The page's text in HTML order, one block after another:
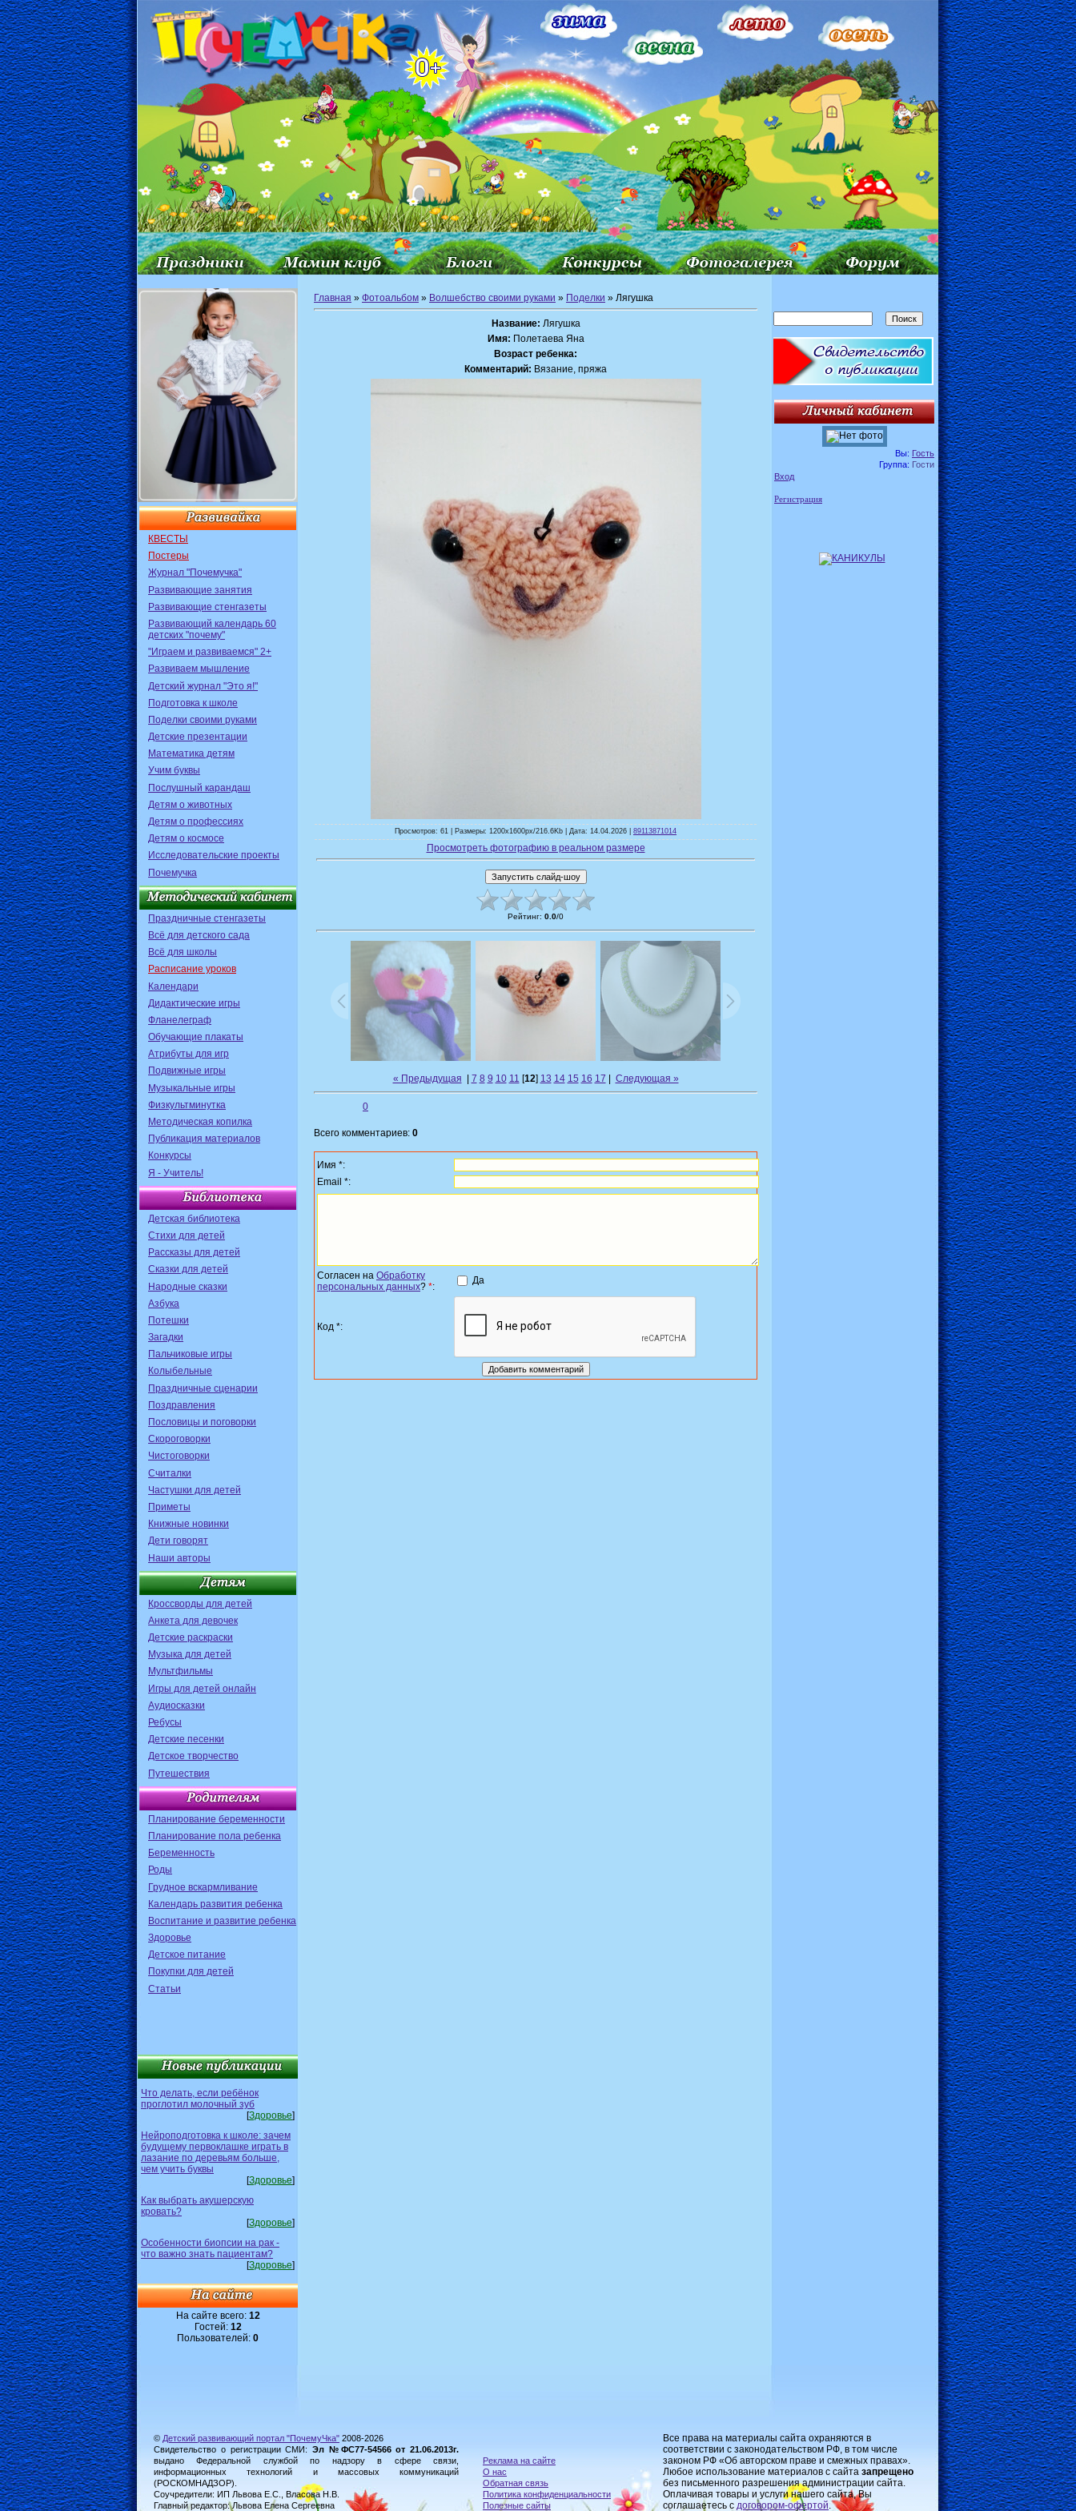
КВЕСТЫ
Постеры
Журнал "Почемучка"
Развивающие занятия
Развивающие стенгазеты
Развивающий календарь 60
детских "почему"
"Играем и развиваемся" 2+
Развиваем мышление
Детский журнал "Это я!"
Подготовка к школе
Поделки своими руками
Детские презентации
Математика детям
Учим буквы
Послушный карандаш
Детям о животных
Детям о профессиях
Детям о космосе
Исследовательские проекты
Почемучка
Праздничные стенгазеты
Всё для детского сада
Всё для школы
Расписание уроков
Календари
Дидактические игры
Фланелеграф
Обучающие плакаты
Атрибуты для игр
Подвижные игры
Музыкальные игры
Физкультминутка
Методическая копилка
Публикация материалов
Конкурсы
Я - Учитель!
Детская библиотека
Стихи для детей
Рассказы для детей
Сказки для детей
Народные сказки
Азбука
Потешки
Загадки
Пальчиковые игры
Колыбельные
Праздничные сценарии
Поздравления
Пословицы и поговорки
Скороговорки
Чистоговорки
Считалки
Частушки для детей
Приметы
Книжные новинки
Дети говорят
Наши авторы
Кроссворды для детей
Анкета для девочек
Детские раскраски
Музыка для детей
Мультфильмы
Игры для детей онлайн
Аудиосказки
Ребусы
Детские песенки
Детское творчество
Путешествия
Планирование беременности
Планирование пола ребенка
Беременность
Роды
Грудное вскармливание
Календарь развития ребенка
Воспитание и развитие ребенка
Здоровье
Детское питание
Покупки для детей
Статьи
Что делать, если ребёнок
проглотил молочный зуб
[Здоровье]
Нейроподготовка к школе: зачем
будущему первоклашке играть в
лазание по деревьям больше,
чем учить буквы
[Здоровье]
Как выбрать акушерскую
кровать?
[Здоровье]
Особенности биопсии на рак -
что важно знать пациентам?
[Здоровье]
На сайте всего: 12
Гостей: 12
Пользователей: 0
Главная » Фотоальбом » Волшебство своими руками » Поделки » Лягушка
Название: Лягушка
Имя: Полетаева Яна
Возраст ребенка:
Комментарий: Вязание, пряжа
Просмотров: 61 | Размеры: 1200x1600px/216.6Kb | Дата: 14.04.2026 | 89113871014
Просмотреть фотографию в реальном размере
Рейтинг: 0.0/0
« Предыдущая 7 8 9 10 11 [12] 13 14 15 16 17 Следующая »
0
Всего комментариев: 0
Имя *:
Email *:
Согласен на Обработку
персональных данных? *:
Да
Код *:
Вы: Гость
Группа: Гости
Вход
Регистрация
© Детский развивающий портал "ПочемуЧка" 2008-2026
Свидетельство о регистрации СМИ: Эл №ФС77-54566 от 21.06.2013г.
выдано Федеральной службой по надзору в сфере связи,
информационных технологий и массовых коммуникаций
(РОСКОМНАДЗОР).
Соучредители: ИП Львова Е.С., Власова Н.В.
Главный редактор: Львова Елена Сергеевна
Реклама на сайте
О нас
Обратная связь
Политика конфиденциальности
Полезные сайты
Все права на материалы сайта охраняются в
соответствии с законодательством РФ, в том числе
законом РФ «Об авторском праве и смежных правах».
Любое использование материалов с сайта запрещено
без письменного разрешения администрации сайта.
Оплачивая товары и услуги нашего сайта, Вы
соглашаетесь с договором-oфертой.